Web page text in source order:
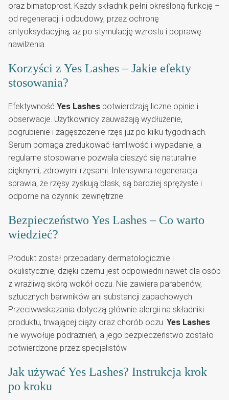
oraz bimatoprost. Każdy składnik pełni określoną funkcję –
od regeneracji i odbudowy, przez ochronę
antyoksydacyjną, aż po stymulację wzrostu i poprawę
nawilżenia.
Korzyści z Yes Lashes – Jakie efekty
stosowania?
Efektywność Yes Lashes potwierdzają liczne opinie i
obserwacje. Użytkownicy zauważają wydłużenie,
pogrubienie i zagęszczenie rzęs już po kilku tygodniach.
Serum pomaga zredukować łamliwość i wypadanie, a
regularne stosowanie pozwala cieszyć się naturalnie
pięknymi, zdrowymi rzęsami. Intensywna regeneracja
sprawia, że rzęsy zyskują blask, są bardziej sprężyste i
odporne na czynniki zewnętrzne.
Bezpieczeństwo Yes Lashes – Co warto
wiedzieć?
Produkt został przebadany dermatologicznie i
okulistycznie, dzięki czemu jest odpowiedni nawet dla osób
z wrażliwą skórą wokół oczu. Nie zawiera parabenów,
sztucznych barwników ani substancji zapachowych.
Przeciwwskazania dotyczą głównie alergii na składniki
produktu, trwającej ciąży oraz chorób oczu. Yes Lashes
nie wywołuje podrażnień, a jego bezpieczeństwo zostało
potwierdzone przez specjalistów.
Jak używać Yes Lashes? Instrukcja krok
po kroku